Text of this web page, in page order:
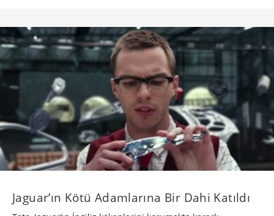
Jaguar’ın Kötü Adamlarına Bir Dahi Katıldı